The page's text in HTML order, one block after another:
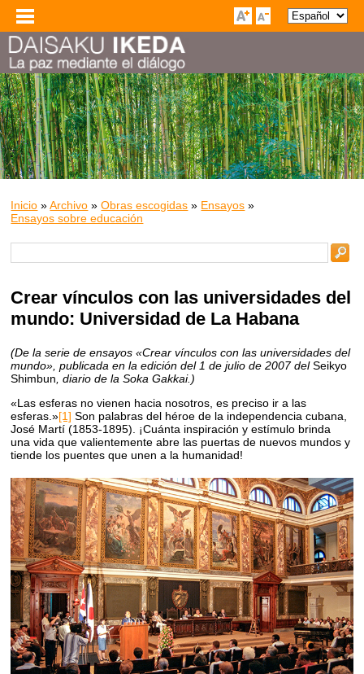
Inicio »Archivo »Obras escogidas » Ensayos »
Ensayos sobre educación
Crear vínculos con las universidades del
mundo: Universidad de La Habana
(De la serie de ensayos «Crear vínculos con las universidades del
mundo», publicada en la edición del 1 de julio de 2007 delSeikyo
Shimbun , diario de la Soka Gakkai.)
«Las esferas no vienen hacia nosotros, es preciso ir a las
esferas.»[1] Son palabras del héroe de la independencia cubana,
José Martí (1853-1895). ¡Cuánta inspiración y estímulo brinda
una vida que valientemente abre las puertas de nuevos mundos y
tiende los puentes que unen a la humanidad!